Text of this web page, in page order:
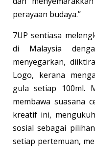
perayaan budaya.”
7UP sentiasa
di Malaysia
menyegarkan,
Logo, kerana
gula setiap 100ml.
membawa suasana
kreatif ini,
sosial sebagai
setiap pertemuan,